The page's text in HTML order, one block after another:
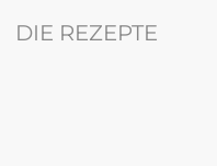
DIE REZEPTE